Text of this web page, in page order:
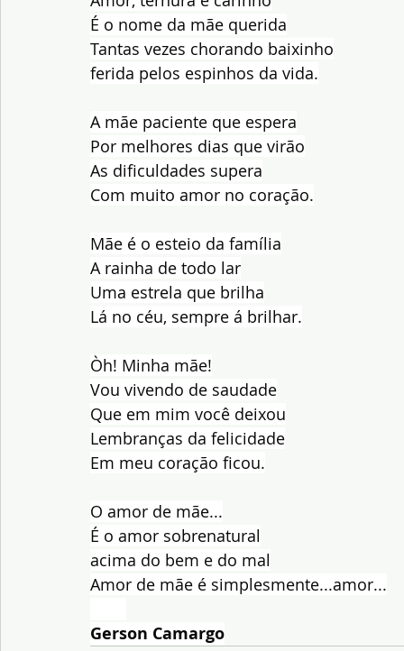
É o nome da mãe querida
Tantas vezes chorando baixinho
ferida pelos espinhos da vida.
A mãe paciente que espera
Por melhores dias que virão
As dificuldades supera
Com muito amor no coração.
Mãe é o esteio da família
A rainha de todo lar
Uma estrela que brilha
Lá no céu, sempre á brilhar.
Òh! Minha mãe!
Vou vivendo de saudade
Que em mim você deixou
Lembranças da felicidade
Em meu coração ficou.
O amor de mãe...
É o amor sobrenatural
acima do bem e do mal
Amor de mãe é simplesmente...amor...
Gerson Camargo